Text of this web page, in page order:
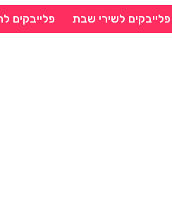
פלייבקים לשירי שבת פלייבקים